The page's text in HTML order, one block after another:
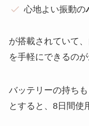
心地よい振動の
が搭載されていて
を手軽にできるの
バッテリーの持ち
とすると、8日間使